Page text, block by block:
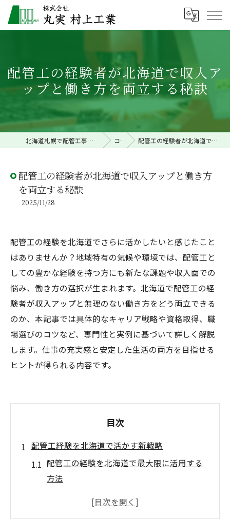
配管工の経験者が北海道で収入ア
ップと働き方を両立する秘訣
北海道札幌で配管工事の求人なら株式会社丸実村上工業 コラム 配管工の経験者が北海道で収入アップと働き方を両立する秘訣
配管工の経験者が北海道で収入アップと働き方
を両立する秘訣
2025/11/28
配管工の経験を北海道でさらに活かしたいと感じたこと
はありませんか？地域特有の気候や環境では、配管工と
しての豊かな経験を持つ方にも新たな課題や収入面での
悩み、働き方の選択が生まれます。北海道で配管工の経
験者が収入アップと無理のない働き方をどう両立できる
のか、本記事では具体的なキャリア戦略や資格取得、職
場選びのコツなど、専門性と実例に基づいて詳しく解説
します。仕事の充実感と安定した生活の両方を目指せる
ヒントが得られる内容です。
目次
配管工経験を北海道で活かす新戦略
配管工の経験を北海道で最大限に活用する
方法
北海道特有の現場で求められる配管工の強